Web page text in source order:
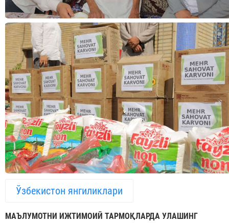
Ўзбекистон янгиликлари
МАЪЛУМОТНИ ИЖТИМОИЙ ТАРМОҚЛАРДА УЛАШИНГ